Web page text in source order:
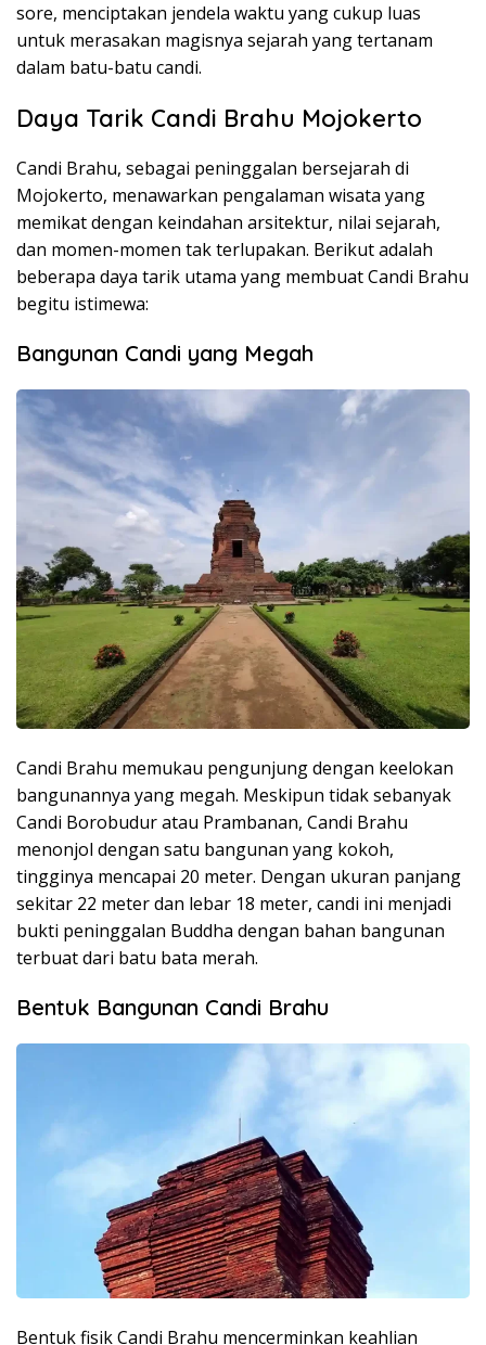
sore, menciptakan jendela waktu yang cukup luas
untuk merasakan magisnya sejarah yang tertanam
dalam batu-batu candi.
Daya Tarik Candi Brahu Mojokerto
Candi Brahu, sebagai peninggalan bersejarah di
Mojokerto, menawarkan pengalaman wisata yang
memikat dengan keindahan arsitektur, nilai sejarah,
dan momen-momen tak terlupakan. Berikut adalah
beberapa daya tarik utama yang membuat Candi Brahu
begitu istimewa:
Bangunan Candi yang Megah
Candi Brahu memukau pengunjung dengan keelokan
bangunannya yang megah. Meskipun tidak sebanyak
Candi Borobudur atau Prambanan, Candi Brahu
menonjol dengan satu bangunan yang kokoh,
tingginya mencapai 20 meter. Dengan ukuran panjang
sekitar 22 meter dan lebar 18 meter, candi ini menjadi
bukti peninggalan Buddha dengan bahan bangunan
terbuat dari batu bata merah.
Bentuk Bangunan Candi Brahu
Bentuk fisik Candi Brahu mencerminkan keahlian